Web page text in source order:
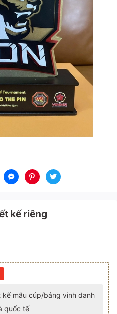
kế riêng
mẫu cúp/bảng vinh danh
quốc tế